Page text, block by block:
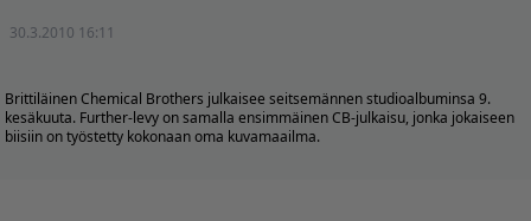
30.3.2010 16:11
BrittiläinenChemical Brothers julkaisee seitsemännen studioalbuminsa 9.
kesäkuuta. Further-levy on samalla ensimmäinen CB-julkaisu, jonka jokaiseen
biisiin on työstetty kokonaan oma kuvamaailma.